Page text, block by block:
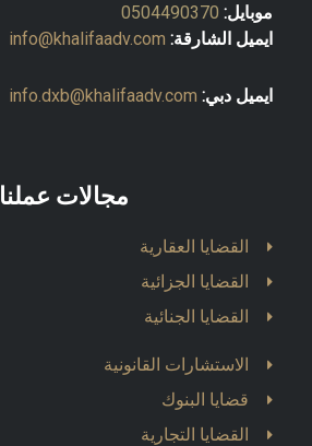
موبايل: 0504490370
ايميل الشارقة: info@khalifaadv.com
ايميل دبي: info.dxb@khalifaadv.com
مجالات عملنا
القضايا العقارية
القضايا الجزائية
القضايا الجنائية
الاستشارات القانونية
قضايا البنوك
القضايا التجارية